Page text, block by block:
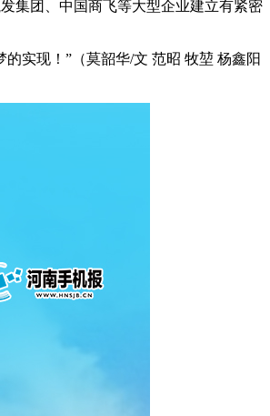
集团、中国商飞等大型企业建立有紧密
的实现！” （莫韶华/文 范昭 牧堃 杨鑫阳